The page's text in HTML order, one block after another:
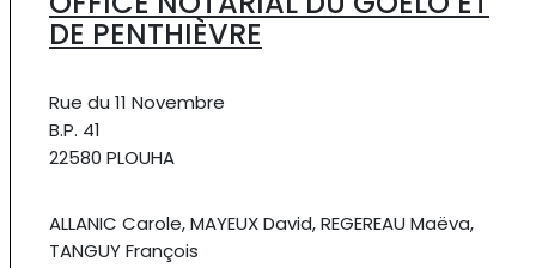
DE PENTHIÈVRE
Rue du 11 Novembre
B.P. 41
22580 PLOUHA
ALLANIC Carole, MAYEUX David, REGEREAU Maëva,
TANGUY François